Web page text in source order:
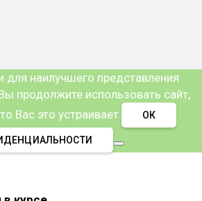
наилучшего представления
продолжите использовать сайт,
Вас это устраивает.
ОК